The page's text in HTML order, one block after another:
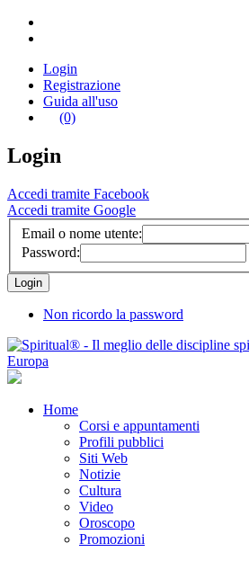
Login
Registrazione
Guida all'uso
(0)
Login
Accedi tramite Facebook
Accedi tramite Google
Email o nome utente:
Password:
Non ricordo la password
Home
Corsi e appuntamenti
Profili pubblici
Siti Web
Notizie
Cultura
Video
Oroscopo
Promozioni